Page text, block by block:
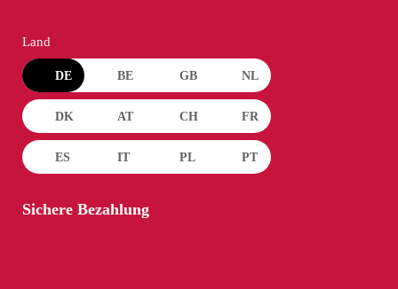
Land
DE BE GB NL
DK AT CH FR
ES IT PL PT
Sichere Bezahlung